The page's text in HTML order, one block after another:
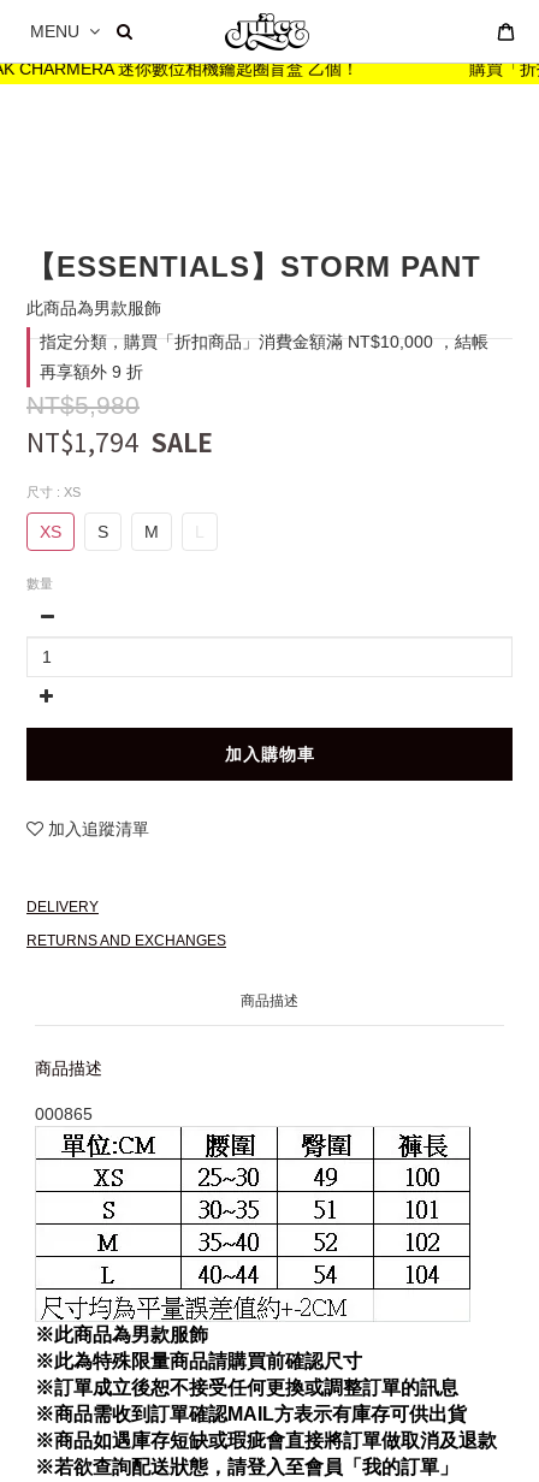
迷你數位相機鑰匙圈盲盒 乙個！ 購買「折扣
MENU
【ESSENTIALS】STORM PANT
此商品為男款服飾
指定分類，購買「折扣商品」消費金額滿 NT$10,000 ，結帳
再享額外 9 折
NT$5,980
NT$1,794
尺寸 : XS
XS S M
數量
加入購物車
加入追蹤清單
DELIVERY
RETURNS AND EXCHANGES
商品描述
商品描述
000865
※此商品為男款服飾
※此為特殊限量商品請購買前確認尺寸
※訂單成立後恕不接受任何更換或調整訂單的訊息
※商品需收到訂單確認MAIL方表示有庫存可供出貨
※商品如遇庫存短缺或瑕疵會直接將訂單做取消及退款
※若欲查詢配送狀態，請登入至會員「我的訂單」